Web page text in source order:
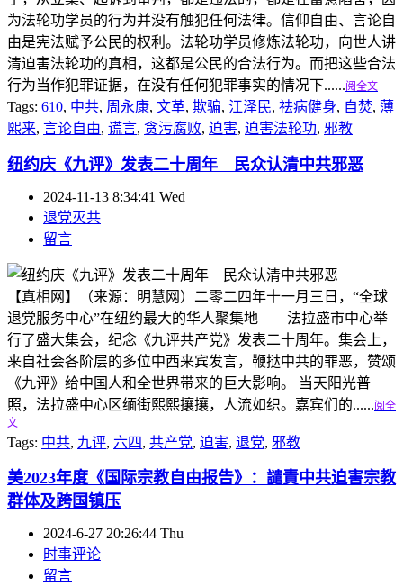
为法轮功学员的行为并没有触犯任何法律。信仰自由、言论自
由是宪法赋予公民的权利。法轮功学员修炼法轮功，向世人讲
清迫害法轮功的真相，这都是公民的合法行为。而把这些合法
行为当作犯罪证据，在没有任何犯罪事实的情况下......阅全文
Tags: 610, 中共, 周永康, 文革, 欺骗, 江泽民, 祛病健身, 自焚, 薄
熙来, 言论自由, 谎言, 贪污腐败, 迫害, 迫害法轮功, 邪教
纽约庆《九评》发表二十周年 民众认清中共邪恶
2024-11-13 8:34:41 Wed
退党灭共
留言
【真相网】（来源：明慧网）二零二四年十一月三日，“全球
退党服务中心”在纽约最大的华人聚集地——法拉盛市中心举
行了盛大集会，纪念《九评共产党》发表二十周年。集会上，
来自社会各阶层的多位中西来宾发言，鞭挞中共的罪恶，赞颂
《九评》给中国人和全世界带来的巨大影响。 当天阳光普
照，法拉盛中心区缅街熙熙攘攘，人流如织。嘉宾们的......阅全
文
Tags: 中共, 九评, 六四, 共产党, 迫害, 退党, 邪教
美2023年度《国际宗教自由报告》：譴責中共迫害宗教
群体及跨国镇压
2024-6-27 20:26:44 Thu
时事评论
留言